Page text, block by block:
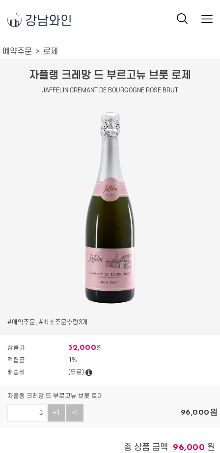
강남와인
예약주문 로제
자플랭 크레망 드 부르고뉴 브룻 로제
JAFFELIN CREMANT DE BOURGOGNE ROSE BRUT
#예약주문, #최소주문수량3개
상품가 32,000원
적립금
1%
배송비
(무료)
자플랭 크레망 드 부르고뉴 브룻 로제
+1 -1 96,000원
총 상품 금액 96,000 원